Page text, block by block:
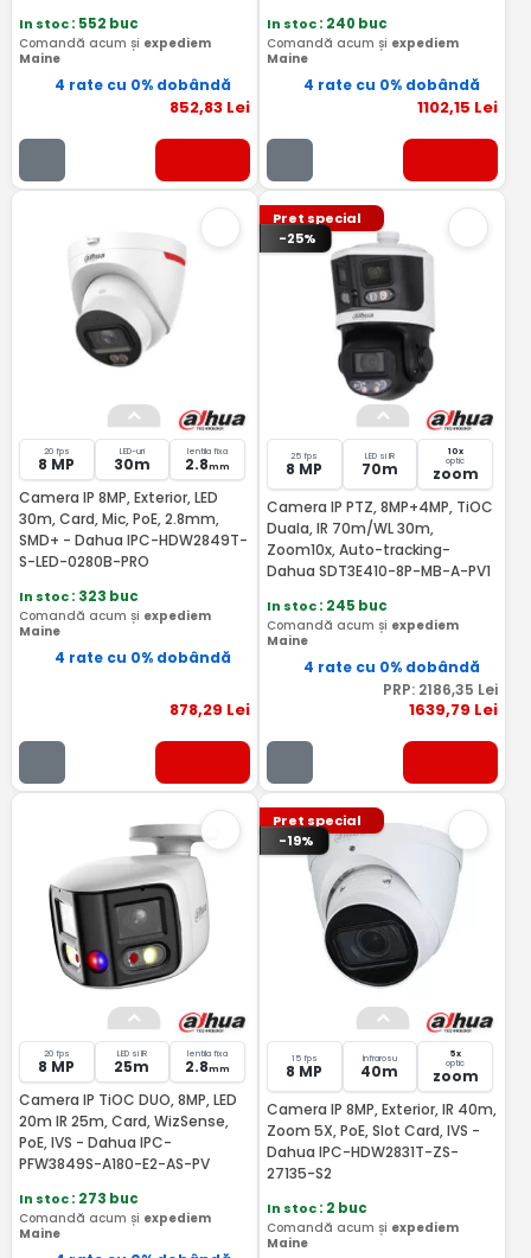
In stoc: 552 buc
Comandă acum și expediem
Maine
4 rate cu 0% dobândă
852,83Lei
In stoc: 240 buc
Comandă acum și expediem
Maine
4 rate cu 0% dobândă
1102,15 Lei
20 fps
8 MP
LED-uri
30m
lentila fixa
2.8mm
Camera IP 8MP, Exterior, LED
30m, Card, Mic, PoE, 2.8mm,
SMD+ - Dahua IPC-HDW2849T-
S-LED-0280B-PRO
In stoc: 323 buc
Comandă acum și expediem
Maine
4 rate cu 0% dobândă
878,29 Lei
Pret special
-25%
25 fps
8 MP
LED si IR
70m
10x
optic
zoom
Camera IP PTZ, 8MP+4MP, TiOC
Duala, IR 70m/WL 30m,
Zoom10x, Auto-tracking-
Dahua SDT3E410-8P-MB-A-PV1
In stoc: 245 buc
Comandă acum și expediem
Maine
4 rate cu 0% dobândă
PRP: 2186,35 Lei
1639,79 Lei
20 fps
8 MP
LED si IR
25m
lentila fixa
2.8mm
Camera IP TiOC DUO, 8MP, LED
20m IR 25m, Card, WizSense,
PoE, IVS - Dahua IPC-
PFW3849S-A180-E2-AS-PV
In stoc: 273 buc
Comandă acum și expediem
Maine
Pret special
-19%
15 fps
8 MP
Infrarosu
40m
5x
optic
zoom
Camera IP 8MP, Exterior, IR 40m,
Zoom 5X, PoE, Slot Card, IVS -
Dahua IPC-HDW2831T-ZS-
27135-S2
In stoc: 2 buc
Comandă acum și expediem
Maine